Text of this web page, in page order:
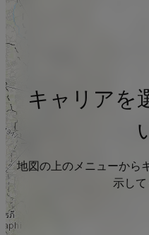
キャリアを
地図の上のメニューから
示して